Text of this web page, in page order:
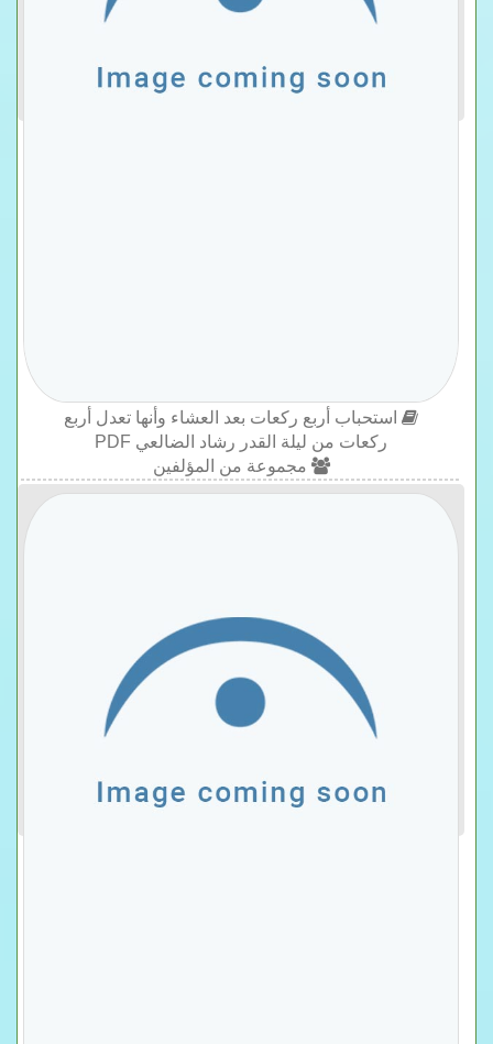
استحباب أربع ركعات بعد العشاء وأنها تعدل أربع
ركعات من ليلة القدر رشاد الضالعي PDF
مجموعة من المؤلفين